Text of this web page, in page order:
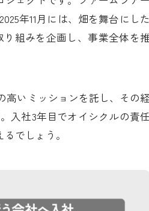
年11月には、畑を舞台にした
り組みを企画し、事業全体を推
高いミッションを託し、その経
入社3年目でオイシクルの責任
でしょう。